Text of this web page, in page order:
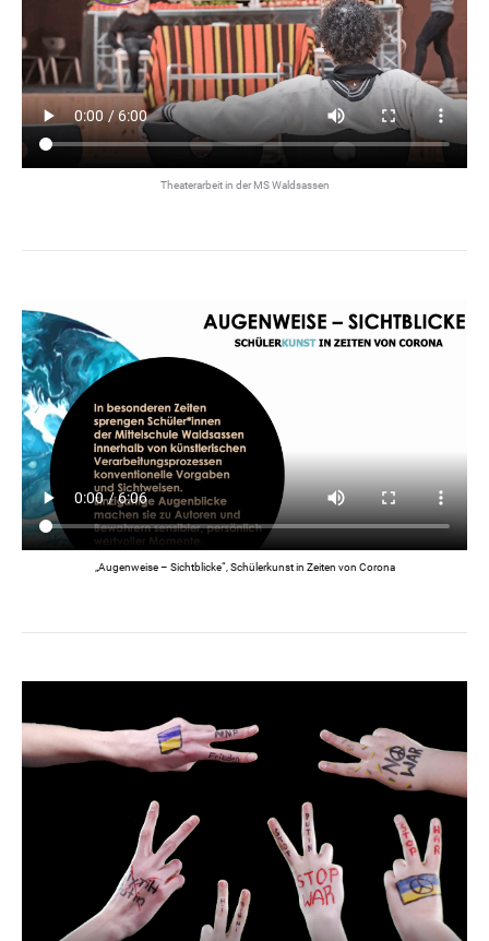
Theaterarbeit in der MS Waldsassen
„Augenweise – Sichtblicke“, Schülerkunst in Zeiten von Corona